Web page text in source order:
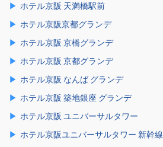
ホテル京阪 天満橋駅前
ホテル京阪京都グランデ
ホテル京阪 京橋グランデ
ホテル京阪 京都グランデ
ホテル京阪 なんば グランデ
ホテル京阪 築地銀座 グランデ
ホテル京阪 ユニバーサルタワー
ホテル京阪ユニバーサルタワー 新幹線